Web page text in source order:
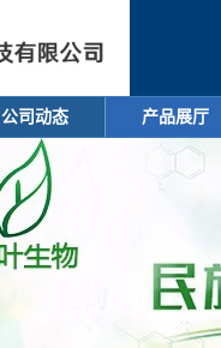
公司动态 产品展厅